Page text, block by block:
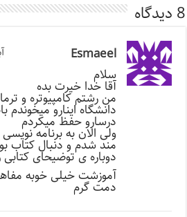
8 دیدگاه
Esmaeel
سلام
آقا خدا خیرت بده
من رشتم کامپیوتره و
دانشگاه اینارو
درسارو حفظ میکردم
ولی الان به برنامه
مند شدم و دنبال
دوباره ی توضیحای کتابی
آموزشت خیلی خوبه
دمت گرم